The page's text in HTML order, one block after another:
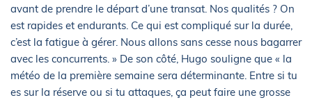
avant de prendre le départ d’une transat. Nos qualités ? On
est rapides et endurants. Ce qui est compliqué sur la durée,
c’est la fatigue à gérer. Nous allons sans cesse nous bagarrer
avec les concurrents. » De son côté, Hugo souligne que « la
météo de la première semaine sera déterminante. Entre si tu
es sur la réserve ou si tu attaques, ça peut faire une grosse